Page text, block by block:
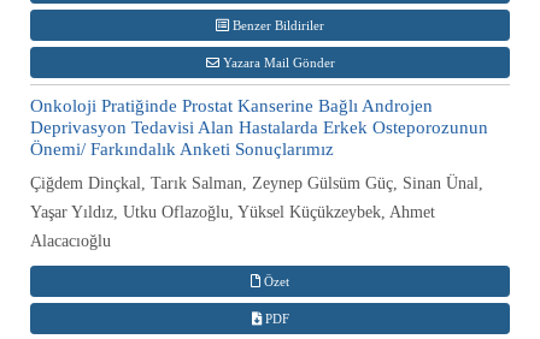
Benzer Bildiriler
Yazara Mail Gönder
Onkoloji Pratiğinde Prostat Kanserine Bağlı Androjen
Deprivasyon Tedavisi Alan Hastalarda Erkek Osteporozunun
Önemi/ Farkındalık Anketi Sonuçlarımız
Çiğdem Dinçkal, Tarık Salman, Zeynep Gülsüm Güç, Sinan Ünal,
Yaşar Yıldız, Utku Oflazoğlu, Yüksel Küçükzeybek, Ahmet
Alacacıoğlu
Özet
PDF